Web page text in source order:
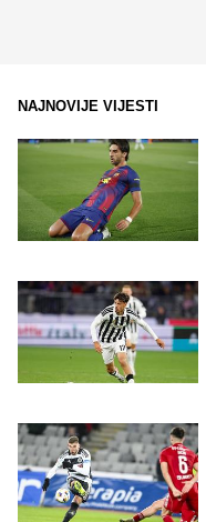
NAJNOVIJE VIJESTI